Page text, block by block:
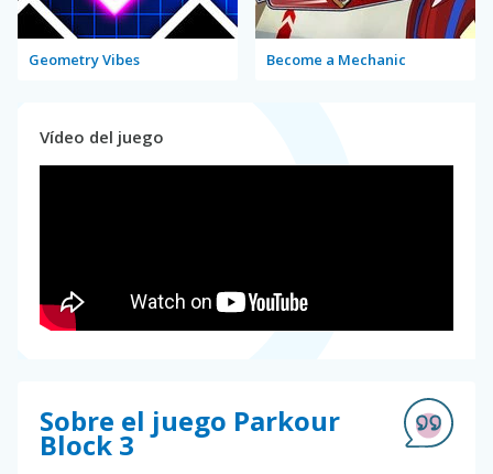
Geometry Vibes Become a Mechanic
Vídeo del juego
Sobre el juego Parkour
Block 3